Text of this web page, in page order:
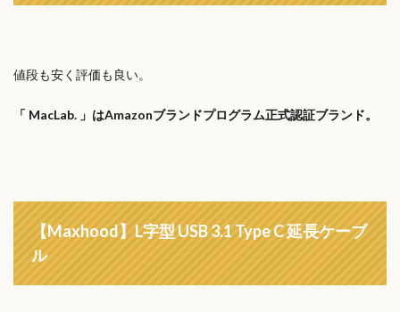
値段も安く評価も良い。
「 MacLab. 」はAmazonブランドプログラム正式認証ブランド。
【Maxhood】L字型 USB 3.1 Type C 延長ケーブ
ル